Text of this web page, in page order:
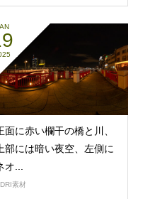
面に赤い欄干の橋と川、
上部には暗い夜空、左側に
オ...
素材